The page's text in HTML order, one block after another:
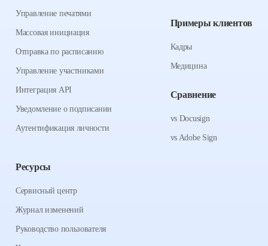
Управление печатями
Массовая инициация
Отправка по расписанию
Управление участниками
Интеграция API
Уведомление о подписании
Аутентификация личности
Примеры клиентов
Кадры
Медицина
Сравнение
vs Docusign
vs Adobe Sign
Ресурсы
Сервисный центр
Журнал изменений
Руководство пользователя